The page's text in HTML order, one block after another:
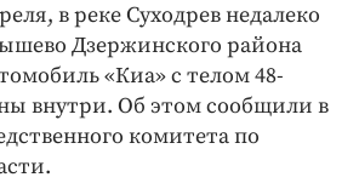
года
в реке Суходрев недалеко
Дзержинского района
«Киа» с телом 48-
внутри. Об этом сообщили в
комитета по